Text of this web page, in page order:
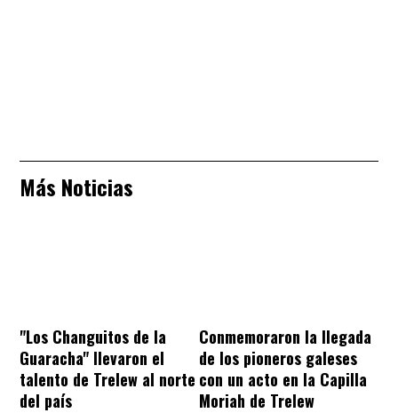
Más Noticias
"Los Changuitos de la
Guaracha" llevaron el
talento de Trelew al norte
del país
Conmemoraron la llegada
de los pioneros galeses
con un acto en la Capilla
Moriah de Trelew